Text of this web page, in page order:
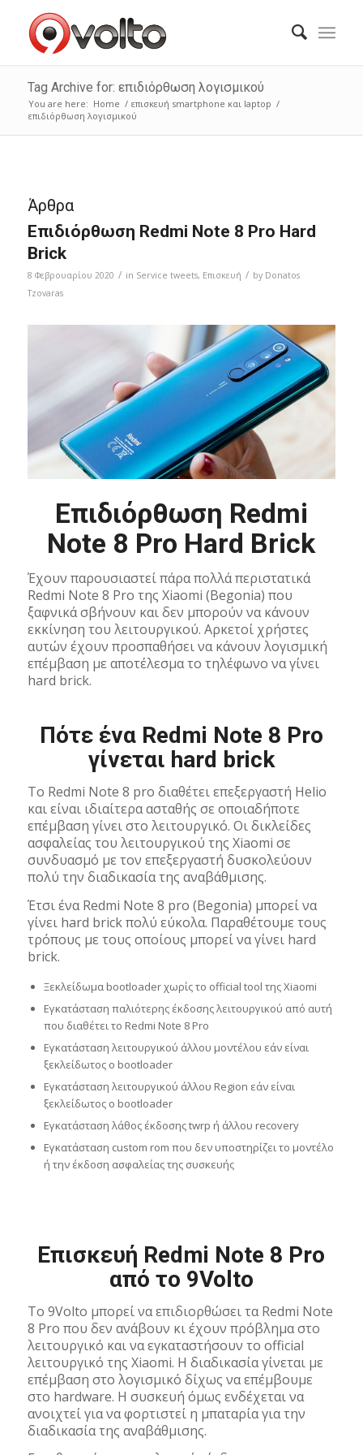
Tag Archive for: επιδιόρθωση λογισμικού
You are here: Home / επισκευή smartphone και laptop /
επιδιόρθωση λογισμικού
Άρθρα
Επιδιόρθωση Redmi Note 8 Pro Hard
Brick
8 Φεβρουαρίου 2020 / in Service tweets, Επισκευή / by Donatos
Tzovaras
Επιδιόρθωση Redmi
Note 8 Pro Hard Brick
Έχουν παρουσιαστεί πάρα πολλά περιστατικά
Redmi Note 8 Pro της Xiaomi (Begonia) που
ξαφνικά σβήνουν και δεν μπορούν να κάνουν
εκκίνηση του λειτουργικού. Αρκετοί χρήστες
αυτών έχουν προσπαθήσει να κάνουν λογισμική
επέμβαση με αποτέλεσμα το τηλέφωνο να γίνει
hard brick.
Πότε ένα Redmi Note 8 Pro
γίνεται hard brick
To Redmi Note 8 pro διαθέτει επεξεργαστή Helio
και είναι ιδιαίτερα ασταθής σε οποιαδήποτε
επέμβαση γίνει στο λειτουργικό. Οι δικλείδες
ασφαλείας του λειτουργικού της Xiaomi σε
συνδυασμό με τον επεξεργαστή δυσκολεύουν
πολύ την διαδικασία της αναβάθμισης.
Έτσι ένα Redmi Note 8 pro (Begonia) μπορεί να
γίνει hard brick πολύ εύκολα. Παραθέτουμε τους
τρόπους με τους οποίους μπορεί να γίνει hard
brick.
Ξεκλείδωμα bootloader χωρίς το official tool της Xiaomi
Εγκατάσταση παλιότερης έκδοσης λειτουργικού από αυτή
που διαθέτει το Redmi Note 8 Pro
Εγκατάσταση λειτουργικού άλλου μοντέλου εάν είναι
ξεκλείδωτος ο bootloader
Εγκατάσταση λειτουργικού άλλου Region εάν είναι
ξεκλείδωτος ο bootloader
Εγκατάσταση λάθος έκδοσης twrp ή άλλου recovery
Εγκατάσταση custom rom που δεν υποστηρίζει το μοντέλο
ή την έκδοση ασφαλείας της συσκευής
Επισκευή Redmi Note 8 Pro
από το 9Volto
Το 9Volto μπορεί να επιδιορθώσει τα Redmi Note
8 Pro που δεν ανάβουν κι έχουν πρόβλημα στο
λειτουργικό και να εγκαταστήσουν το official
λειτουργικό της Xiaomi. H διαδικασία γίνεται με
επέμβαση στο λογισμικό δίχως να επέμβουμε
στο hardware. Η συσκευή όμως ενδέχεται να
ανοιχτεί για να φορτιστεί η μπαταρία για την
διαδικασία της αναβάθμισης.